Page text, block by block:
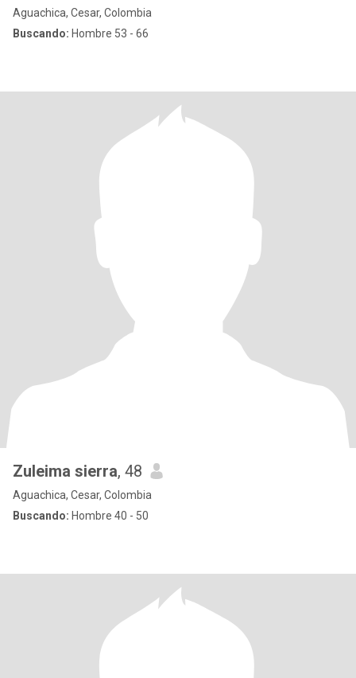
Aguachica, Cesar, Colombia
Buscando: Hombre 53 - 66
Zuleima sierra, 48
Aguachica, Cesar, Colombia
Buscando: Hombre 40 - 50